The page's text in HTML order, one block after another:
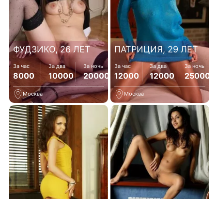
ФУДЗИКО, 26 ЛЕТ
За час
8000
За два
10000
За ночь
20000
Москва
ПАТРИЦИЯ, 29 ЛЕТ
За час
12000
За два
12000
За ночь
25000
Москва